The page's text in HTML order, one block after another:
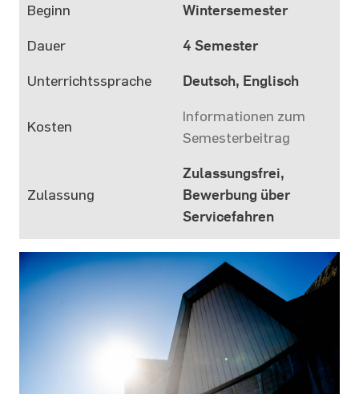
Beginn Wintersemester
Dauer 4 Semester
Unterrichtssprache Deutsch, Englisch
Kosten
Informationen zum
Semesterbeitrag
Zulassung
Zulassungsfrei,
Bewerbung über
Servicefahren